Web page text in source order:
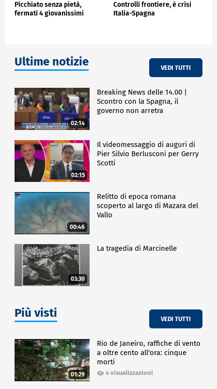
Picchiato senza pietà,
fermati 4 giovanissimi
Controlli frontiere, è crisi
Italia-Spagna
Ultime notizie VEDI TUTTI
02:14
Breaking News delle 14.00 |
Scontro con la Spagna, il
governo non arretra
02:15
Il videomessaggio di auguri di
Pier Silvio Berlusconi per Gerry
Scotti
00:46
Relitto di epoca romana
scoperto al largo di Mazara del
Vallo
03:30
La tragedia di Marcinelle
Più visti VEDI TUTTI
01:29
Rio de Janeiro, raffiche di vento
a oltre cento all'ora: cinque
morti
4 visualizzazioni